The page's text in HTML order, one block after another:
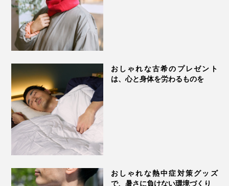
おしゃれな古希のプレゼント
は、心と身体を労わるものを
おしゃれな熱中症対策グッズ
で、暑さに負けない環境づくり